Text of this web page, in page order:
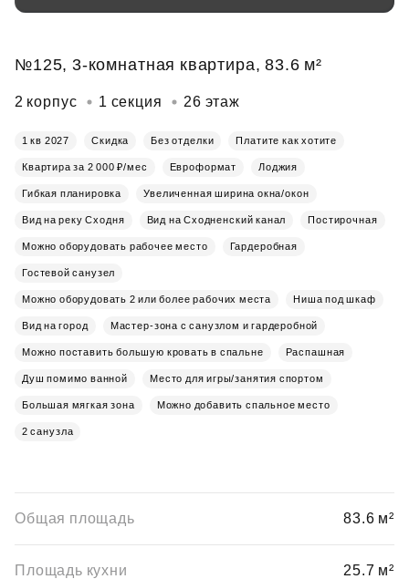
№125, 3-комнатная квартира, 83.6 м²
2 корпус 1 секция 26 этаж
1 кв 2027 Скидка Без отделки Платите как хотите
Квартира за 2 000 ₽/мес Евроформат Лоджия
Гибкая планировка Увеличенная ширина окна/окон
Вид на реку Сходня Вид на Сходненский канал Постирочная
Можно оборудовать рабочее место Гардеробная
Гостевой санузел
Можно оборудовать 2 или более рабочих места Ниша под шкаф
Вид на город Мастер-зона с санузлом и гардеробной
Можно поставить большую кровать в спальне Распашная
Душ помимо ванной Место для игры/занятия спортом
Большая мягкая зона Можно добавить спальное место
2 санузла
Общая площадь 83.6 м²
Площадь кухни 25.7 м²